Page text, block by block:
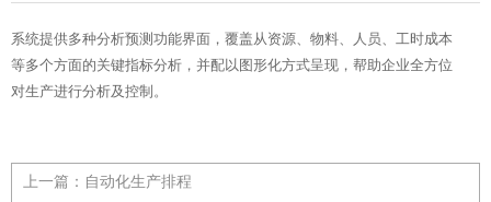
系统提供多种分析预测功能界面，覆盖从资源、物料、人员、工时成本
等多个方面的关键指标分析，并配以图形化方式呈现，帮助企业全方位
对生产进行分析及控制。
上一篇： 自动化生产排程